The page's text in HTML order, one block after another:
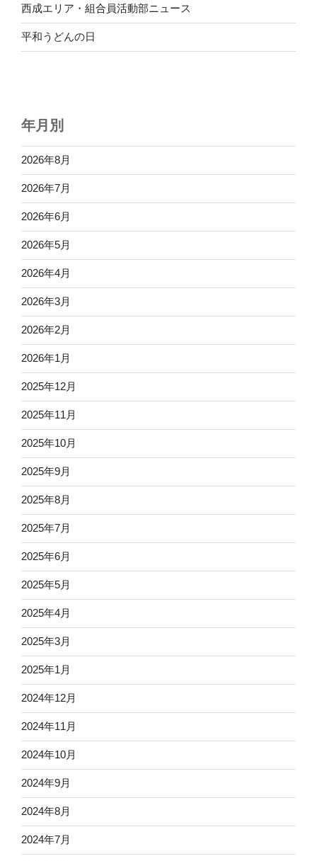
西成エリア・組合員活動部ニュース
平和うどんの日
年月別
2026年8月
2026年7月
2026年6月
2026年5月
2026年4月
2026年3月
2026年2月
2026年1月
2025年12月
2025年11月
2025年10月
2025年9月
2025年8月
2025年7月
2025年6月
2025年5月
2025年4月
2025年3月
2025年1月
2024年12月
2024年11月
2024年10月
2024年9月
2024年8月
2024年7月